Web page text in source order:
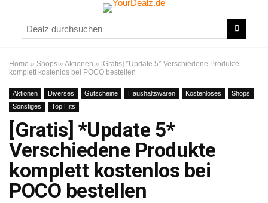
Home » Shops » Aktionen » [Gratis] *Update 5* Verschiedene Produkte
komplett kostenlos bei POCO bestellen
Aktionen Diverses Gutscheine Haushaltswaren Kostenloses
Shops
Sonstiges
Top Hits
[Gratis] *Update 5*
Verschiedene Produkte
komplett kostenlos bei
POCO bestellen